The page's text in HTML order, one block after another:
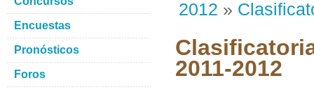
2012 »
2011-2012
Encuestas
Pronósticos
Foros